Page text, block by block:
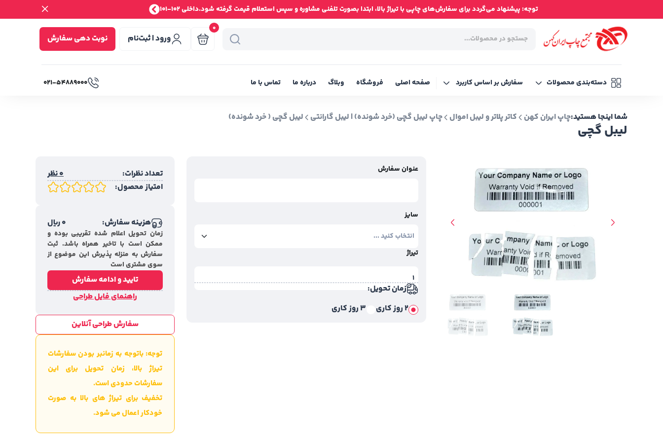
توجه: پیشنهاد می‌گردد برای سفارش‌های چاپی با تیراژ بالا، ابتدا بصورت تلفنی مشاوره و سپس استعلام قیمت گرفته شود.داخلی 102-101
0
ورود | ثبت‌نام نوبت دهی سفارش
دسته‌بندی محصولات سفارش بر اساس کاربرد صفحه اصلی فروشگاه وبلاگ درباره ما تماس با ما ۰۲۱-۵۴۸۸۹۰۰۰
لیبل گچی
شما اینجا هستید:چاپ ایران کهن کاتر پلاتر و لیبل اموال چاپ لیبل گچی (خرد شونده) | لیبل گارانتی لیبل گچی ( خرد شونده)
عنوان سفارش
سایز
تیراژ
زمان تحویل:
2 روز کاری
3 روز کاری
تعداد نظرات:
0 نظر
امتیاز محصول:
هزینه سفارش: 0ریال
زمان تحویل اعلام شده تقریبی بوده و
ممکن است با تاخیر همراه باشد. ثبت
سفارش به منزله پذیرش این موضوع از
سوی مشتری است
تایید و ادامه سفارش
راهنمای فایل طراحی
سفارش طراحی آنلاین
توجه: باتوجه به زمانبر بودن سفارشات
تیراژ بالا، زمان تحویل برای این
سفارشات حدودی است.
تخفیف برای تیراژ های بالا به صورت
خودکار اعمال می شود.